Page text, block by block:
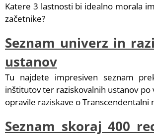
Katere 3 lastnosti bi idealno morala
začetnike?
Seznam univerz in
ustanov
Tu najdete impresiven seznam
inštitutov ter raziskovalnih ustanov po
opravile raziskave o Transcendentalni
Seznam skoraj 400